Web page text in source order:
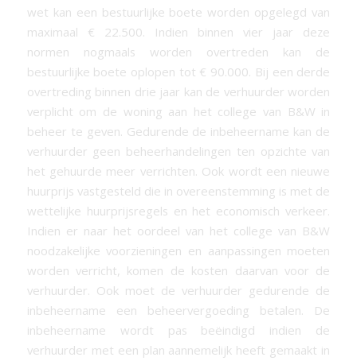
wet kan een bestuurlijke boete worden opgelegd van
maximaal € 22.500. Indien binnen vier jaar deze
normen nogmaals worden overtreden kan de
bestuurlijke boete oplopen tot € 90.000. Bij een derde
overtreding binnen drie jaar kan de verhuurder worden
verplicht om de woning aan het college van B&W in
beheer te geven. Gedurende de inbeheername kan de
verhuurder geen beheerhandelingen ten opzichte van
het gehuurde meer verrichten. Ook wordt een nieuwe
huurprijs vastgesteld die in overeenstemming is met de
wettelijke huurprijsregels en het economisch verkeer.
Indien er naar het oordeel van het college van B&W
noodzakelijke voorzieningen en aanpassingen moeten
worden verricht, komen de kosten daarvan voor de
verhuurder. Ook moet de verhuurder gedurende de
inbeheername een beheervergoeding betalen. De
inbeheername wordt pas beëindigd indien de
verhuurder met een plan aannemelijk heeft gemaakt in